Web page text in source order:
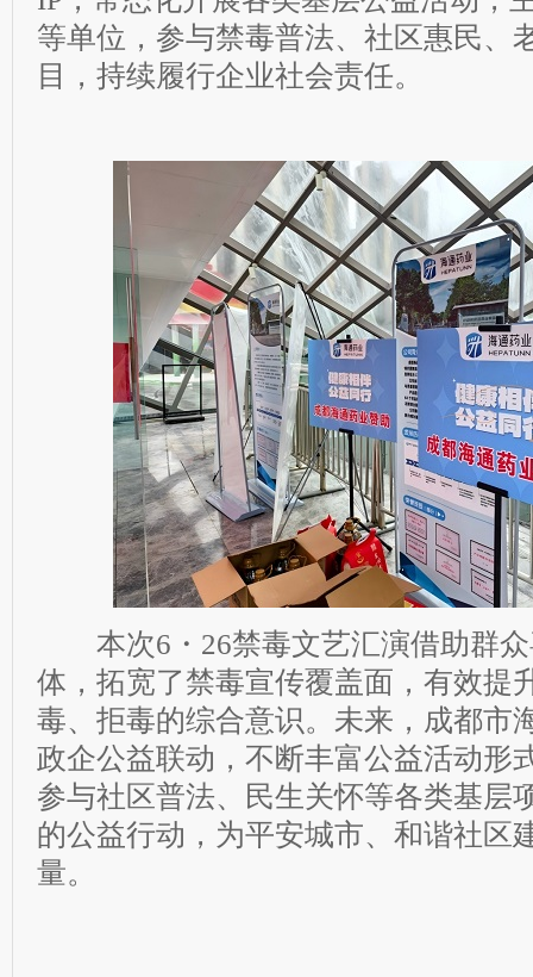
等单位，参与禁毒普法、社区惠民、
目，持续履行企业社会责任。
本次6・26禁毒文艺汇演借助群众
体，拓宽了禁毒宣传覆盖面，有效提
毒、拒毒的综合意识。未来，成都市
政企公益联动，不断丰富公益活动形
参与社区普法、民生关怀等各类基层
的公益行动，为平安城市、和谐社区
量。